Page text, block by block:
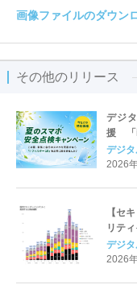
画像ファイルのダウン
その他のリリース
デジ
援 「
ーン
デジ
2026
【セ
リテ
デジ
2026